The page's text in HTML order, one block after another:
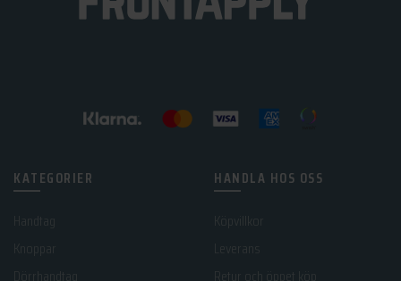
KATEGORIER
Handtag
Dörrhandtag
HANDLA HOS OSS
Retur och öppet köp